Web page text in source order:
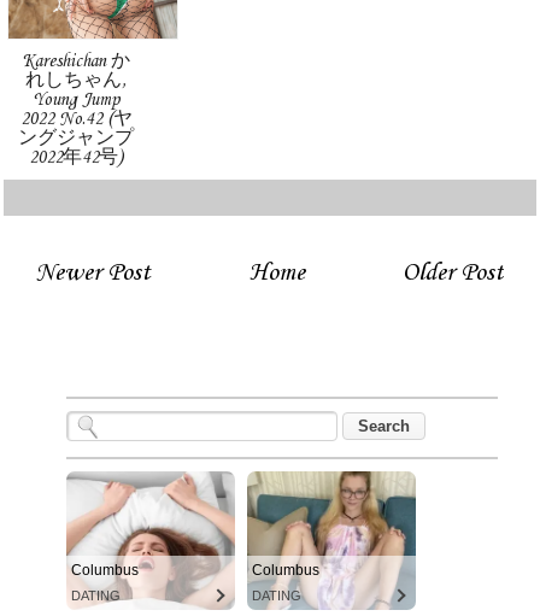
Kareshichan か
れしちゃん,
Young Jump
2022 No.42 (ヤ
ングジャンプ
2022年42号)
Newer Post Older Post
Home
Columbus
DATING
Columbus
DATING